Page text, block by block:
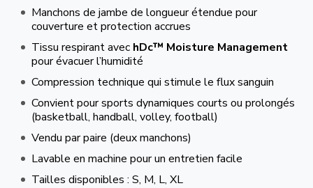
Manchons de jambe de longueur étendue pour
couverture et protection accrues
Tissu respirant avec hDc™ Moisture Management
pour évacuer l’humidité
Compression technique qui stimule le flux sanguin
Convient pour sports dynamiques courts ou prolongés
(basketball, handball, volley, football)
Vendu par paire (deux manchons)
Lavable en machine pour un entretien facile
Tailles disponibles : S, M, L, XL